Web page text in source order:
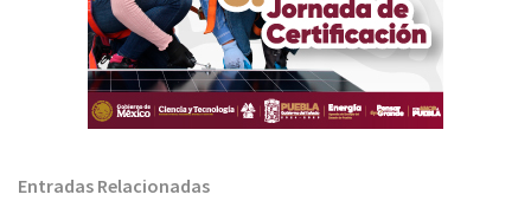
Entradas Relacionadas